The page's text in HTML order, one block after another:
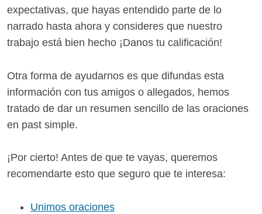
expectativas, que hayas entendido parte de lo
narrado hasta ahora y consideres que nuestro
trabajo está bien hecho ¡Danos tu calificación!
Otra forma de ayudarnos es que difundas esta
información con tus amigos o allegados, hemos
tratado de dar un resumen sencillo de las oraciones
en past simple.
¡Por cierto! Antes de que te vayas, queremos
recomendarte esto que seguro que te interesa:
Unimos oraciones